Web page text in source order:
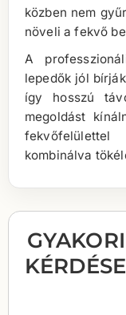
közben nem
növeli a fekvő
A
lepedők jól
így hosszú
megoldást
kombinálva
GYAKORI